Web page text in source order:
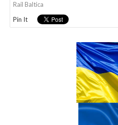
Rail Baltica
Pin It